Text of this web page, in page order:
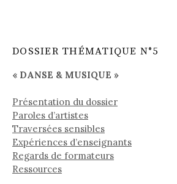
DOSSIER THÉMATIQUE N°5
« DANSE & MUSIQUE »
Présentation du dossier
Paroles d’artistes
Traversées sensibles
Expériences d’enseignants
Regards de formateurs
Ressources